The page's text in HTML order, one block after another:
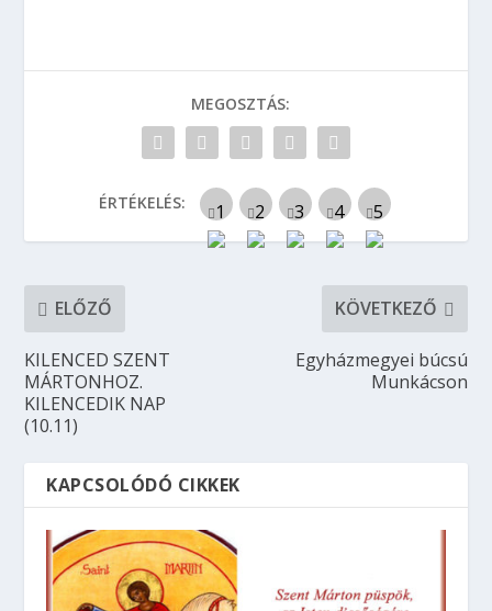
MEGOSZTÁS:
ÉRTÉKELÉS:
ELŐZŐ
KILENCED SZENT
MÁRTONHOZ.
KILENCEDIK NAP
(10.11)
KÖVETKEZŐ
Egyházmegyei búcsú
Munkácson
KAPCSOLÓDÓ CIKKEK